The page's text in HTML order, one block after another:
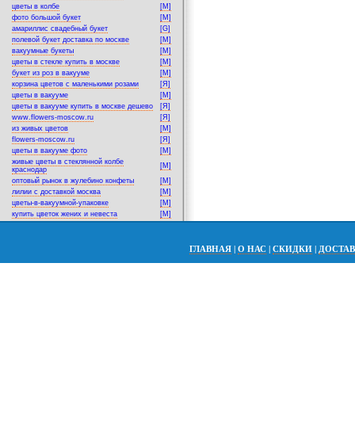
цветы в колбе
[M]
фото большой букет
[M]
амариллис свадебный букет
[G]
полевой букет доставка по москве
[M]
вакуумные букеты
[M]
цветы в стекле купить в москве
[M]
букет из роз в вакууме
[M]
корзина цветов с маленькими розами
[Я]
цветы в вакууме
[M]
цветы в вакууме купить в москве дешево
[Я]
www.flowers-moscow.ru
[Я]
из живых цветов
[M]
flowers-moscow.ru
[Я]
цветы в вакууме фото
[M]
живые цветы в стеклянной колбе
краснодар
[M]
оптовый рынок в жулебино конфеты
[M]
лилии с доставкой москва
[M]
цветы-в-вакуумной-упаковке
[M]
купить цветок жених и невеста
[M]
ГЛАВНАЯ | О НАС | СКИДКИ |